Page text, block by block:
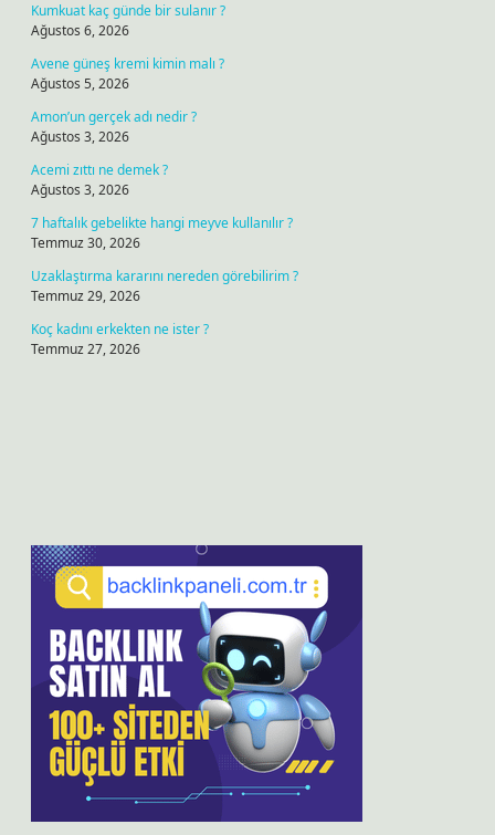
Kumkuat kaç günde bir sulanır ?
Ağustos 6, 2026
Avene güneş kremi kimin malı ?
Ağustos 5, 2026
Amon’un gerçek adı nedir ?
Ağustos 3, 2026
Acemi zıttı ne demek ?
Ağustos 3, 2026
7 haftalık gebelikte hangi meyve kullanılır ?
Temmuz 30, 2026
Uzaklaştırma kararını nereden görebilirim ?
Temmuz 29, 2026
Koç kadını erkekten ne ister ?
Temmuz 27, 2026